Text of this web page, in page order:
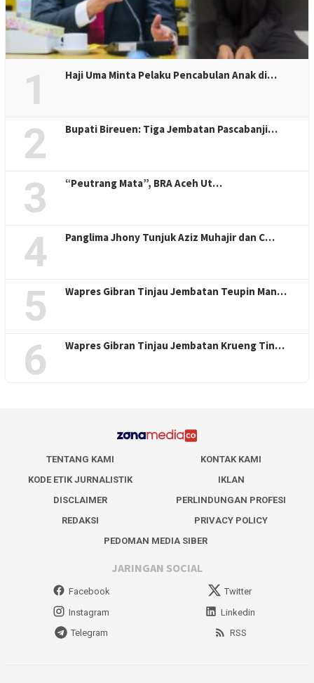
1 Haji Uma Minta Pelaku Pencabulan Anak di…
2 Bupati Bireuen: Tiga Jembatan Pascabanji…
3 “Peutrang Mata”, BRA Aceh Ut…
4 Panglima Jhony Tunjuk Aziz Muhajir dan C…
5 Wapres Gibran Tinjau Jembatan Teupin Man…
6 Wapres Gibran Tinjau Jembatan Krueng Tin…
TENTANG KAMI
KONTAK KAMI
KODE ETIK JURNALISTIK
IKLAN
DISCLAIMER
PERLINDUNGAN PROFESI
REDAKSI
PRIVACY POLICY
PEDOMAN MEDIA SIBER
JARINGAN SOCIAL
Facebook
Twitter
Instagram
Linkedin
Telegram
RSS